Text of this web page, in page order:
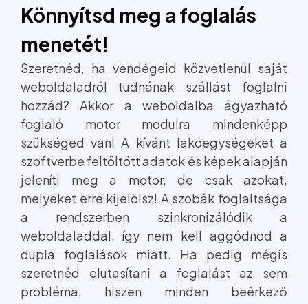
Könnyítsd meg a foglalás
menetét!
Szeretnéd, ha vendégeid közvetlenül saját
weboldaladról tudnának szállást foglalni
hozzád? Akkor a weboldalba ágyazható
foglaló motor modulra mindenképp
szükséged van! A kívánt lakóegységeket a
szoftverbe feltöltött adatok és képek alapján
jeleníti meg a motor, de csak azokat,
melyeket erre kijelölsz! A szobák foglaltsága
a rendszerben szinkronizálódik a
weboldaladdal, így nem kell aggódnod a
dupla foglalások miatt. Ha pedig mégis
szeretnéd elutasítani a foglalást az sem
probléma, hiszen minden beérkező